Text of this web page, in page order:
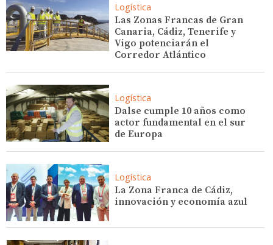
Logística
Las Zonas Francas de Gran
Canaria, Cádiz, Tenerife y
Vigo potenciarán el
Corredor Atlántico
Logística
Dalse cumple 10 años como
actor fundamental en el sur
de Europa
Logística
La Zona Franca de Cádiz,
innovación y economía azul